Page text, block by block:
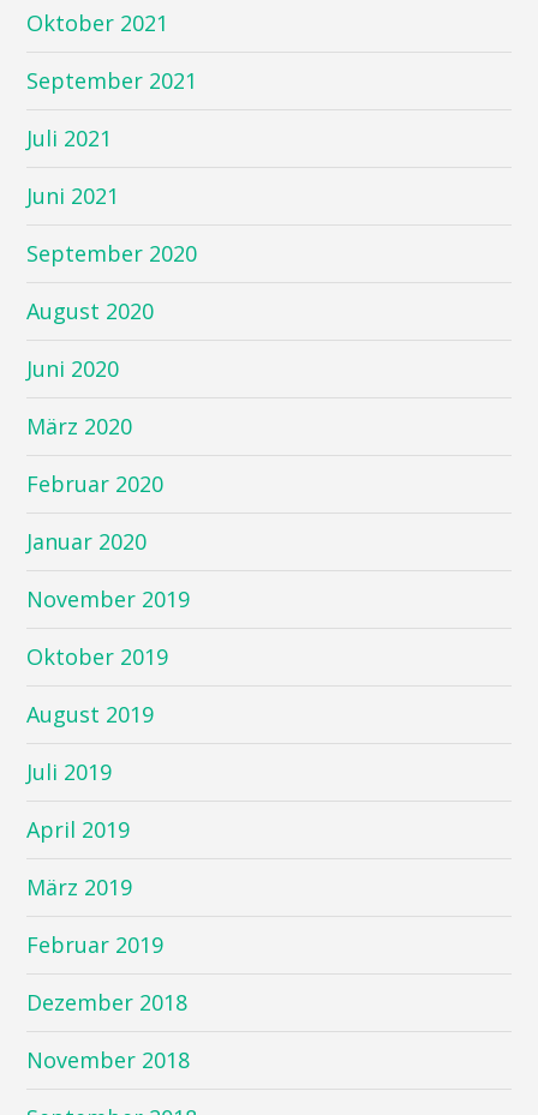
Oktober 2021
September 2021
Juli 2021
Juni 2021
September 2020
August 2020
Juni 2020
März 2020
Februar 2020
Januar 2020
November 2019
Oktober 2019
August 2019
Juli 2019
April 2019
März 2019
Februar 2019
Dezember 2018
November 2018